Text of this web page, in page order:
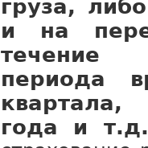
груза,
и на
течение
периода
года и